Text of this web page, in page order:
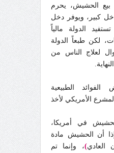
بيع الحشيش، يحرم
كبير، ويوفر دخل
الدولة مالياً
لكن طبعاً الدولة
لعلاج الناس من
الطبيعية
الأمريكي لأخذ
في أمريكا،
أن الحشيش مادة
العادي)، وإنما تم